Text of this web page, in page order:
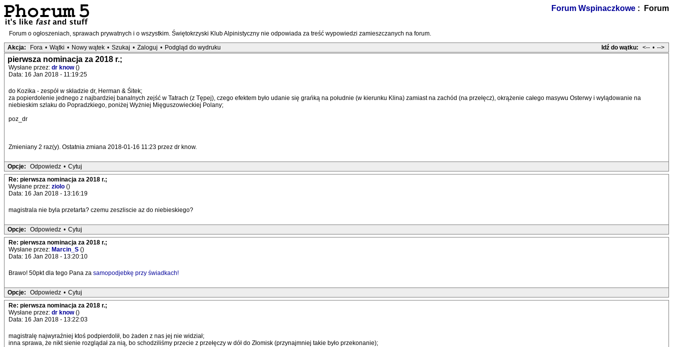
Forum Wspinaczkowe : Forum
Forum o ogłoszeniach, sprawach prywatnych i o wszystkim. Świętokrzyski Klub Alpinistyczny nie odpowiada za treść wypowiedzi zamieszczanych na forum.
Idź do wątku:
<-- • -->
Akcja: Fora • Wątki • Nowy wątek • Szukaj • Zaloguj • Podgląd do wydruku
pierwsza nominacja za 2018 r.;
Wysłane przez: dr know()
Data: 16 Jan 2018 - 11:19:25
do Kozika - zespół w składzie dr, Herman & Śitek;
za popierdolenie jednego z najbardziej banalnych zejść w Tatrach (z Tępej), czego efektem było udanie się grańką na południe (w kierunku Klina) zamiast na zachód (na przełęcz), okrążenie całego masywu Osterwy i wylądowanie na
niebieskim szlaku do Popradzkiego, poniżej Wyżniej Mięguszowieckiej Polany;
poz_dr
Zmieniany 2 raz(y). Ostatnia zmiana 2018-01-16 11:23 przez dr know.
Opcje: Odpowiedz • Cytuj
Re: pierwsza nominacja za 2018 r.;
Wysłane przez: ziolo ()
Data: 16 Jan 2018 - 13:16:19
magistrala nie byla przetarta? czemu zeszliscie az do niebieskiego?
Opcje: Odpowiedz • Cytuj
Re: pierwsza nominacja za 2018 r.;
Wysłane przez: Marcin_S ()
Data: 16 Jan 2018 - 13:20:10
Brawo! 50pkt dla tego Pana za samopodjebkę przy świadkach!
Opcje: Odpowiedz • Cytuj
Re: pierwsza nominacja za 2018 r.;
Wysłane przez: dr know()
Data: 16 Jan 2018 - 13:22:03
magistralę najwyraźniej ktoś podpierdolił, bo żaden z nas jej nie widział;
inna sprawa, że nikt sienie rozglądał za nią, bo schodziliśmy przecie z przełęczy w dół do Złomisk (przynajmniej takie było przekonanie);